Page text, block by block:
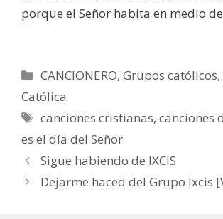
porque el Señor habita en medio
Categorías
CANCIONERO,Grupos católicos,
Católica
Etiquetas
canciones cristianas,canciones
es el día del Señor
Sigue habiendo de IXCIS
Dejarme haced del Grupo Ixcis